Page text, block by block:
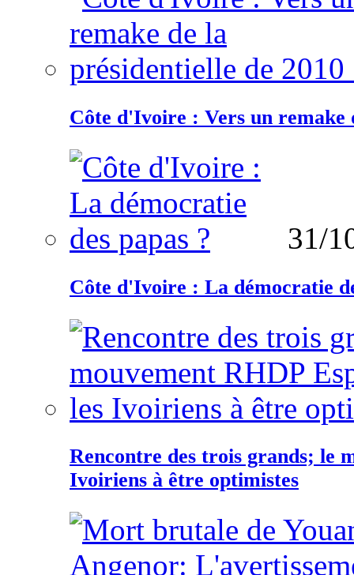
Côte d'Ivoire : Vers un remake
31/
Côte d'Ivoire : La démocratie
Rencontre des trois grands; le
Ivoiriens à être optimistes